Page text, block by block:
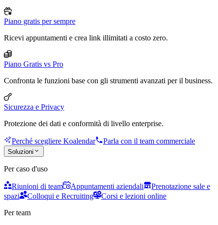
Piano gratis per sempre
Ricevi appuntamenti e crea link illimitati a costo zero.
Piano Gratis vs Pro
Confronta le funzioni base con gli strumenti avanzati per il business.
Sicurezza e Privacy
Protezione dei dati e conformità di livello enterprise.
Perché scegliere Koalendar Parla con il team commerciale
Soluzioni
Per caso d'uso
Riunioni di team Appuntamenti aziendali
Prenotazione sale e
spazi
Colloqui e Recruiting
Corsi e lezioni online
Per team